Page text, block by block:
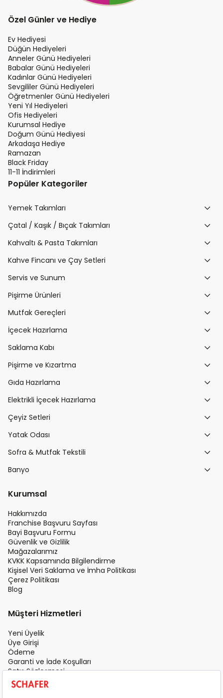
Özel Günler ve Hediye
Ev Hediyesi
Düğün Hediyeleri
Anneler Günü Hediyeleri
Babalar Günü Hediyeleri
Kadınlar Günü Hediyeleri
Sevgililer Günü Hediyeleri
Öğretmenler Günü Hediyeleri
Yeni Yıl Hediyeleri
Ofis Hediyeleri
Kurumsal Hediye
Doğum Günü Hediyesi
Arkadaşa Hediye
Ramazan
Black Friday
11-11 İndirimleri
Popüler Kategoriler
Yemek Takımları
Çatal / Kaşık / Bıçak Takımları
Kahvaltı & Pasta Takımları
Kahve Fincanı ve Çay Setleri
Servis ve Sunum
Pişirme Ürünleri
Mutfak Gereçleri
İçecek Hazırlama
Saklama Kabı
Pişirme ve Kızartma
Gıda Hazırlama
Elektrikli İçecek Hazırlama
Çeyiz Setleri
Yatak Odası
Sofra & Mutfak Tekstili
Banyo
Kurumsal
Hakkımızda
Franchise Başvuru Sayfası
Bayi Başvuru Formu
Güvenlik ve Gizlilik
Mağazalarımız
KVKK Kapsamında Bilgilendirme
Kişisel Veri Saklama ve İmha Politikası
Çerez Politikası
Blog
Müşteri Hizmetleri
Yeni Üyelik
Üye Girişi
Ödeme
Garanti ve İade Koşulları
Satış Sözleşmesi
Üyelik Sözleşmesi
İletişim